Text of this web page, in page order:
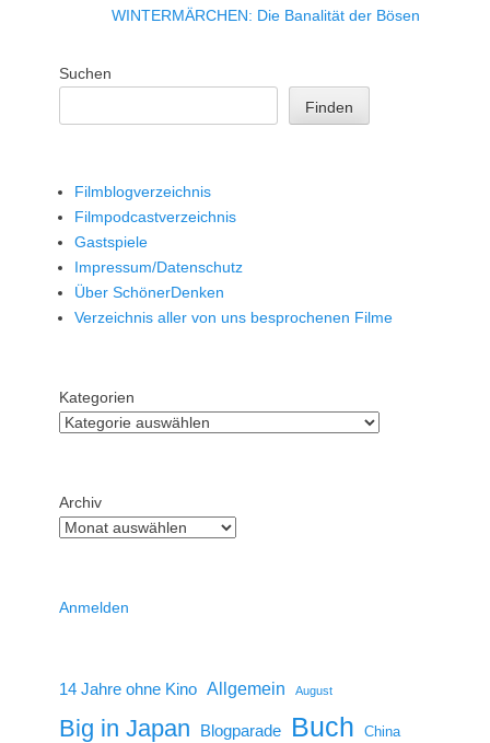
NächsterWINTERMÄRCHEN: Die Banalität der Bösen
Suchen
Finden
Filmblogverzeichnis
Filmpodcastverzeichnis
Gastspiele
Impressum/Datenschutz
Über SchönerDenken
Verzeichnis aller von uns besprochenen Filme
Kategorien
Archiv
Anmelden
14 Jahre ohne Kino Allgemein August
Big in Japan Blogparade Buch China